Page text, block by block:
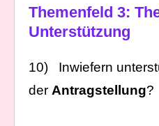
Themenfeld 3:
Unterstützung
10) Inwiefern
der Antragstellung?